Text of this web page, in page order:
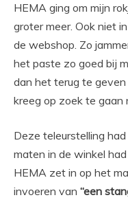
HEMA ging om mijn
groter meer. Ook niet
de webshop. Zo
het paste zo goed bij
dan het terug te
kreeg op zoek te gaan
Deze teleurstelling
maten in de winkel
HEMA zet in op het
invoeren van “een